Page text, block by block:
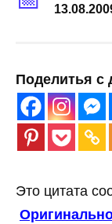
Поделитья с
Это цитата